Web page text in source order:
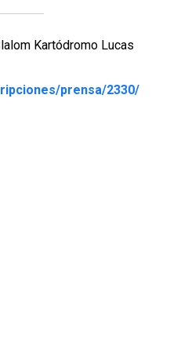
Kartódromo Lucas
prensa/2330/